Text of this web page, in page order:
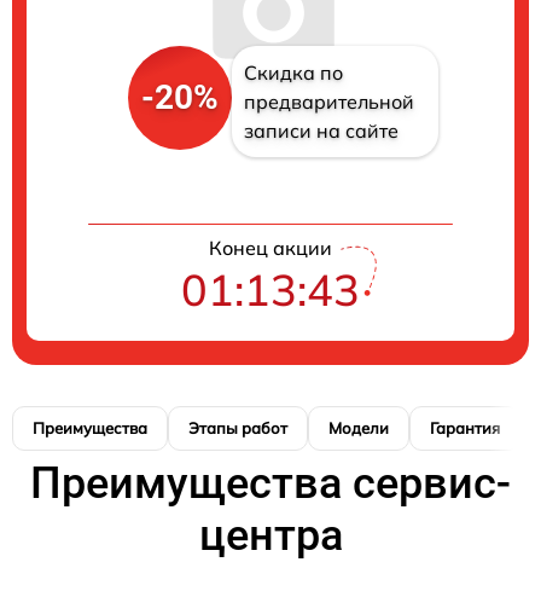
-20%
Скидка по
предварительной
записи на сайте
Конец акции
01:13:42
Преимущества Этапы работ Модели Гарантия
Преимущества сервис-
центра